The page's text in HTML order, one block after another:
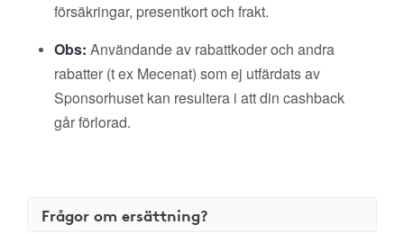
försäkringar, presentkort och frakt.
Obs: Användande av rabattkoder och andra
rabatter (t ex Mecenat) som ej utfärdats av
Sponsorhuset kan resultera i att din cashback
går förlorad.
Frågor om ersättning?